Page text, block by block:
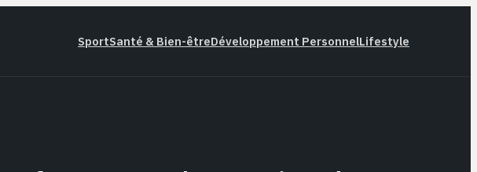
SportSanté & Bien-êtreDéveloppement PersonnelLifestyle